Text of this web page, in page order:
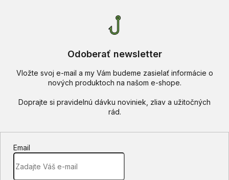
Odoberať newsletter
Vložte svoj e-mail a my Vám budeme zasielať informácie o
nových produktoch na našom e-shope.
Email